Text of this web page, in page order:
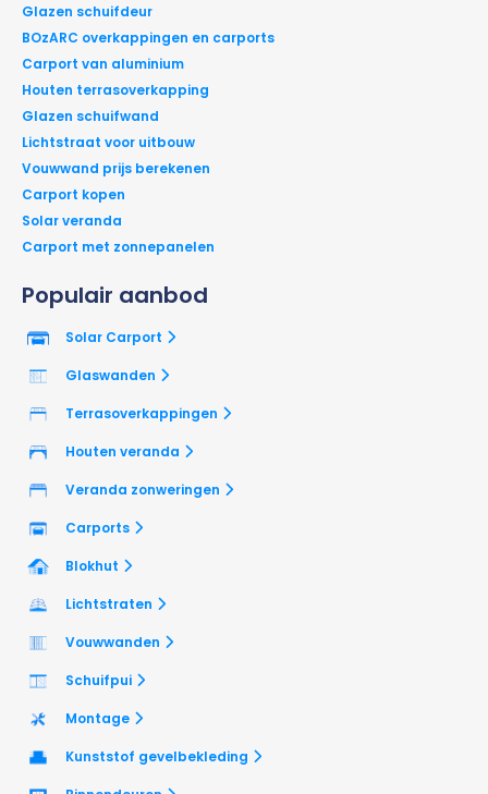
Populair aanbod
Solar Carport
Glaswanden
Terrasoverkappingen
Houten veranda
Veranda zonweringen
Carports
Blokhut
Lichtstraten
Vouwwanden
Schuifpui
Montage
Kunststof gevelbekleding
Glazen schuifdeur
BOzARC overkappingen en carports
Carport van aluminium
Houten terrasoverkapping
Glazen schuifwand
Lichtstraat voor uitbouw
Vouwwand prijs berekenen
Carport kopen
Solar veranda
Carport met zonnepanelen